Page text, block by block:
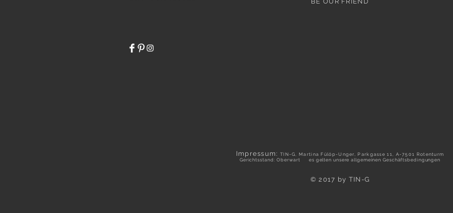
Impressum: TIN-G, Martina Fülöp-Unger, Parkgasse 11, A-7501 Rotenturm
Gerichtsstand: Oberwart es gelten unsere allgemeinen Geschäftsbedingungen
© 2017 by TIN-G